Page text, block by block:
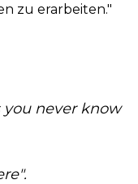
zu erarbeiten."
never know